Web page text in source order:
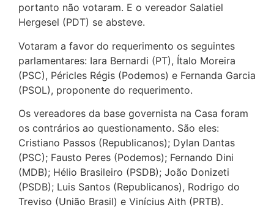
portanto não votaram. E o vereador Salatiel
Hergesel (PDT) se absteve.
Votaram a favor do requerimento os seguintes
parlamentares: Iara Bernardi (PT), Ítalo Moreira
(PSC), Péricles Régis (Podemos) e Fernanda Garcia
(PSOL), proponente do requerimento.
Os vereadores da base governista na Casa foram
os contrários ao questionamento. São eles:
Cristiano Passos (Republicanos); Dylan Dantas
(PSC); Fausto Peres (Podemos); Fernando Dini
(MDB); Hélio Brasileiro (PSDB); João Donizeti
(PSDB); Luis Santos (Republicanos), Rodrigo do
Treviso (União Brasil) e Vinícius Aith (PRTB).